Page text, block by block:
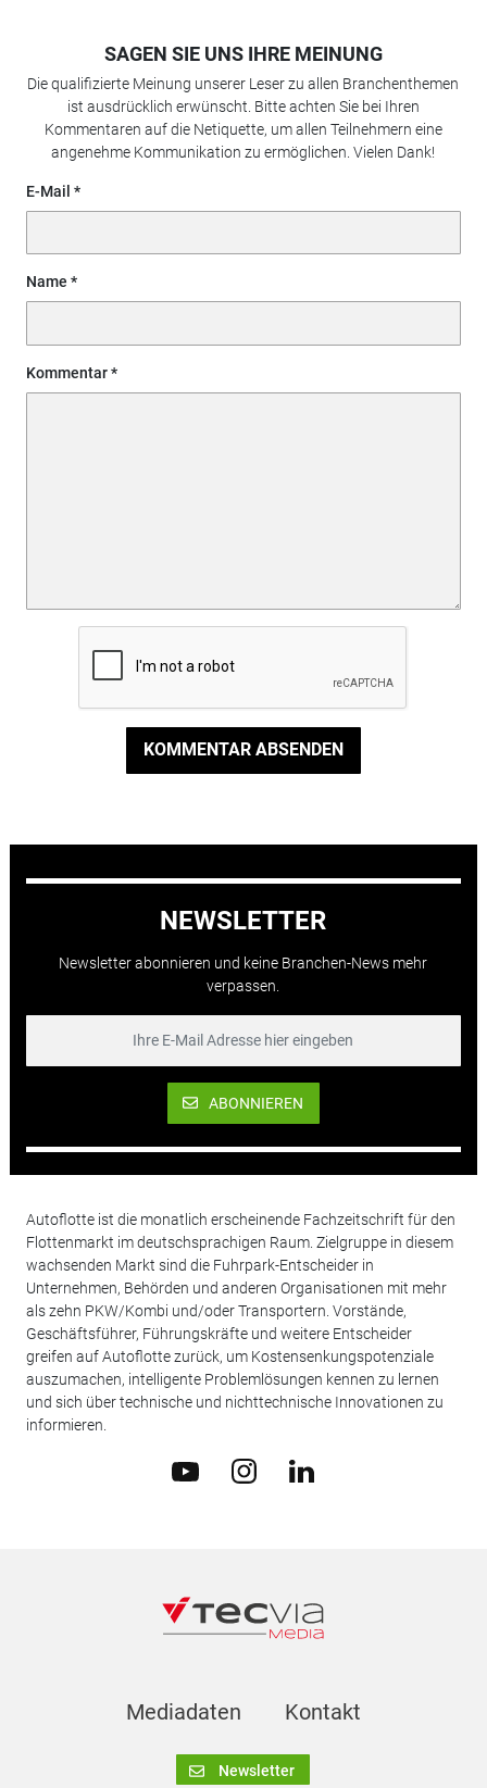
SAGEN SIE UNS IHRE MEINUNG
Die qualifizierte Meinung unserer Leser zu allen Branchenthemen
ist ausdrücklich erwünscht. Bitte achten Sie bei Ihren
Kommentaren auf die Netiquette, um allen Teilnehmern eine
angenehme Kommunikation zu ermöglichen. Vielen Dank!
E-Mail
Name
Kommentar
KOMMENTAR ABSENDEN
NEWSLETTER
Newsletter abonnieren und keine Branchen-News mehr
verpassen.
ABONNIEREN
Autoflotte ist die monatlich erscheinende Fachzeitschrift für den
Flottenmarkt im deutschsprachigen Raum. Zielgruppe in diesem
wachsenden Markt sind die Fuhrpark-Entscheider in
Unternehmen, Behörden und anderen Organisationen mit mehr
als zehn PKW/Kombi und/oder Transportern. Vorstände,
Geschäftsführer, Führungskräfte und weitere Entscheider
greifen auf Autoflotte zurück, um Kostensenkungspotenziale
auszumachen, intelligente Problemlösungen kennen zu lernen
und sich über technische und nichttechnische Innovationen zu
informieren.
Mediadaten Kontakt
Newsletter